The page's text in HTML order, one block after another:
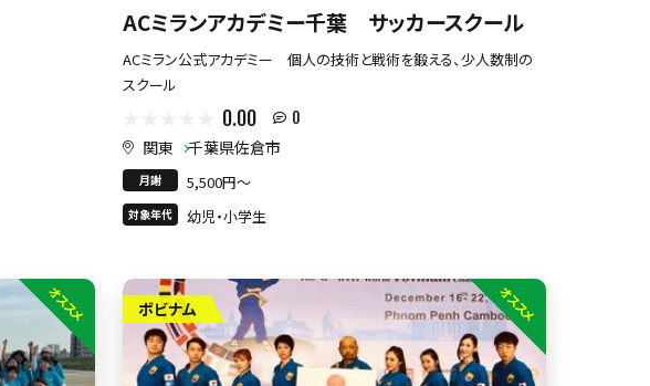
ACミランアカデミー千葉 サッカースクール
ACミラン公式アカデミー 個人の技術と戦術を鍛える、少人数制の
スクール
0.00 0
関東 千葉県佐倉市
月謝 5,500円〜
対象年代 幼児・小学生
オススメ ボビナム オススメ